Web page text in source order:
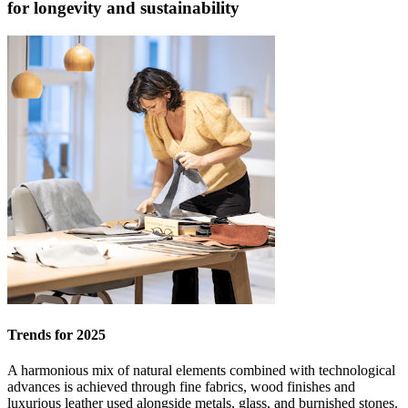
for longevity and sustainability
Trends for 2025
A harmonious mix of natural elements combined with technological
advances is achieved through fine fabrics, wood finishes and
luxurious leather used alongside metals, glass, and burnished stones.